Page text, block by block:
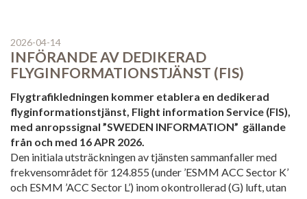
2026-04-14
INFÖRANDE AV DEDIKERAD
FLYGINFORMATIONSTJÄNST (FIS)
Flygtrafikledningen kommer etablera en dedikerad
flyginformationstjänst, Flight information Service (FIS),
med anropssignal ”SWEDEN INFORMATION” gällande
från och med 16 APR 2026.
Den initiala utsträckningen av tjänsten sammanfaller med
frekvensområdet för 124.855 (under ’ESMM ACC Sector K’
och ESMM ’ACC Sector L’) inom okontrollerad (G) luft, utan
Kontakta oss
Användarmanual
Information